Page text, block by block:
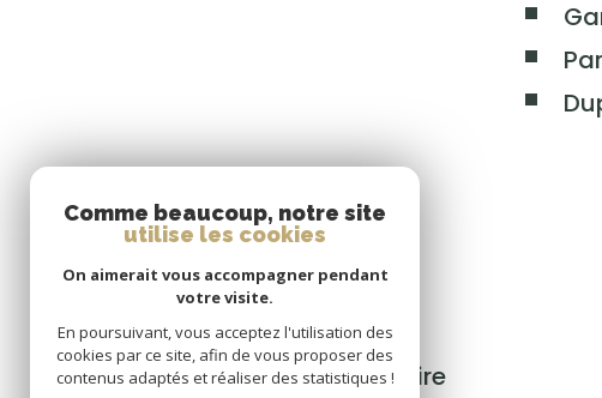
Se
connecter
espace propriétaire
Comme beaucoup, notre site
utilise les cookies
On aimerait vous accompagner pendant
votre visite.
En poursuivant, vous acceptez l'utilisation des
cookies par ce site, afin de vous proposer des
contenus adaptés et réaliser des statistiques !